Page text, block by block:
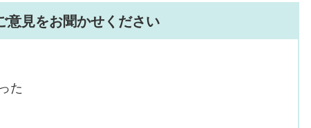
意見をお聞かせください
た